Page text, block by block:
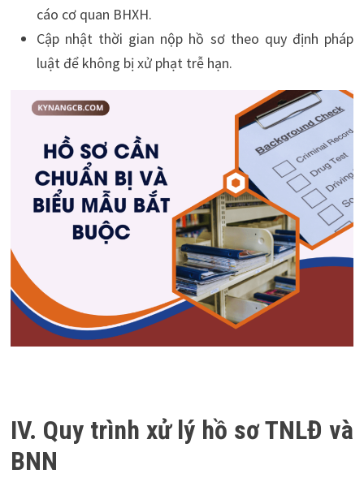
cáo cơ quan BHXH.
Cập nhật thời gian nộp hồ sơ theo quy định pháp
luật để không bị xử phạt trễ hạn.
IV. Quy trình xử lý hồ sơ TNLĐ và
BNN